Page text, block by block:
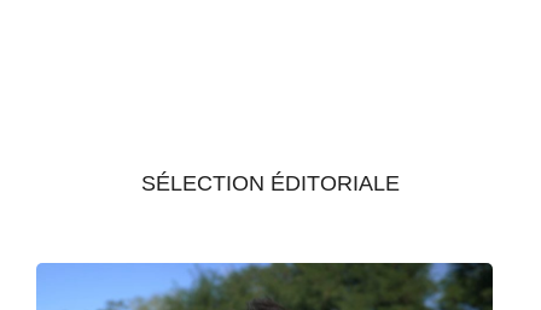
SÉLECTION ÉDITORIALE